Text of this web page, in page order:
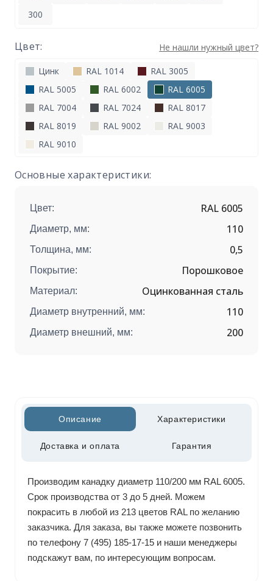
300
Цвет: Не нашли нужный цвет?
Цинк RAL 1014
RAL 3005
RAL 5005
RAL 6002
RAL 6005
RAL 7004
RAL 7024
RAL 8017
RAL 8019
RAL 9002
RAL 9003
RAL 9010
Основные характеристики:
Цвет: RAL 6005
Диаметр, мм: 110
Толщина, мм: 0,5
Покрытие: Порошковое
Материал: Оцинкованная сталь
Диаметр внутренний, мм: 110
Диаметр внешний, мм: 200
Описание Характеристики
Доставка и оплата Гарантия
Производим канадку диаметр 110/200 мм RAL 6005.
Срок производства от 3 до 5 дней. Можем
покрасить в любой из 213 цветов RAL по желанию
заказчика. Для заказа, вы также можете позвонить
по телефону 7 (495) 185-17-15 и наши менеджеры
подскажут вам, по интересующим вопросам.